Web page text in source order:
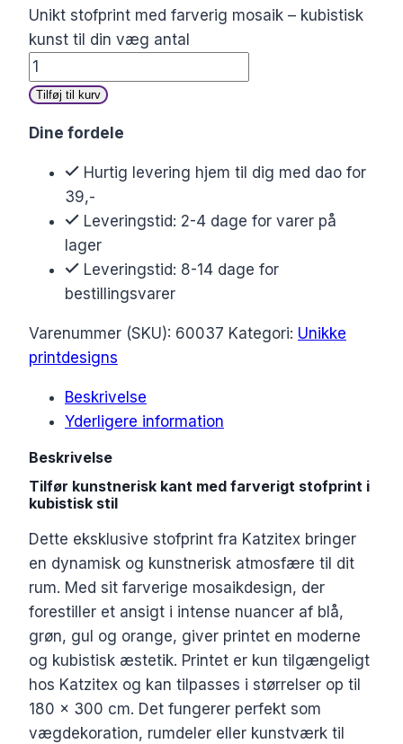
Unikt stofprint med farverig mosaik – kubistisk
kunst til din væg antal
Tilføj til kurv
Dine fordele
Hurtig levering hjem til dig med dao for
39,-
Leveringstid: 2-4 dage for varer på
lager
Leveringstid: 8-14 dage for
bestillingsvarer
Varenummer (SKU): 60037 Kategori: Unikke
printdesigns
Beskrivelse
Yderligere information
Beskrivelse
Tilfør kunstnerisk kant med farverigt stofprint i
kubistisk stil
Dette eksklusive stofprint fra Katzitex bringer
en dynamisk og kunstnerisk atmosfære til dit
rum. Med sit farverige mosaikdesign, der
forestiller et ansigt i intense nuancer af blå,
grøn, gul og orange, giver printet en moderne
og kubistisk æstetik. Printet er kun tilgængeligt
hos Katzitex og kan tilpasses i størrelser op til
180 x 300 cm. Det fungerer perfekt som
vægdekoration, rumdeler eller kunstværk til